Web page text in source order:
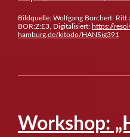
Bildquelle: Wolfgang Borchert: Ritt
BOR:Z:E3, Digitalisiert: https://
hamburg.de/kitodo/HANSig391
Workshop: